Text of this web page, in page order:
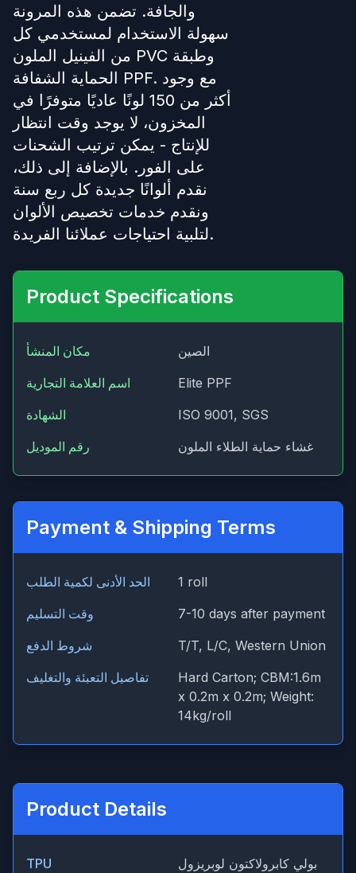
والجافة. تضمن هذه المرونة
سهولة الاستخدام لمستخدمي كل
من الفينيل الملون PVC وطبقة
الحماية الشفافة PPF. مع وجود
أكثر من 150 لونًا عاديًا متوفرًا في
المخزون، لا يوجد وقت انتظار
للإنتاج - يمكن ترتيب الشحنات
على الفور. بالإضافة إلى ذلك،
نقدم ألوانًا جديدة كل ربع سنة
ونقدم خدمات تخصيص الألوان
لتلبية احتياجات عملائنا الفريدة.
Product Specifications
مكان المنشأ
الصين
اسم العلامة التجارية
Elite PPF
الشهادة
ISO 9001, SGS
رقم الموديل
غشاء حماية الطلاء الملون
Payment & Shipping Terms
الحد الأدنى لكمية الطلب
1 roll
وقت التسليم
7-10 days after payment
شروط الدفع
T/T, L/C, Western Union
تفاصيل التعبئة والتغليف
Hard Carton; CBM:1.6m
x 0.2m x 0.2m; Weight:
14kg/roll
Product Details
TPU
بولي كابرولاكتون لوبريزول